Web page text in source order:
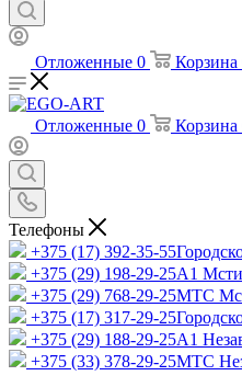
Отложенные 0 Корзина
Отложенные 0 Корзина
Телефоны
+375 (17) 392-35-55
+375 (29) 198-29-25A1
+375 (29) 768-29-25МТС
+375 (17) 317-29-25
+375 (29) 188-29-25A1
+375 (33) 378-29-25МТС